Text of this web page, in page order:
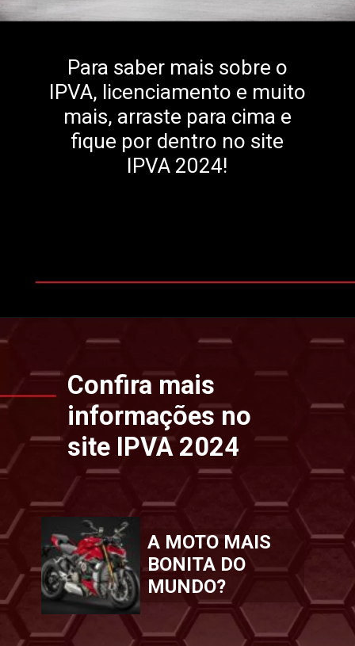
Para saber mais sobre o
IPVA, licenciamento e muito
mais, arraste para cima e
fique por dentro no site
IPVA 2024!
Openinghttps://www.ipvaconsulta.app.br/
A MOTO MAIS
BONITA DO
MUNDO?
Confira mais
informações no
site IPVA 2024